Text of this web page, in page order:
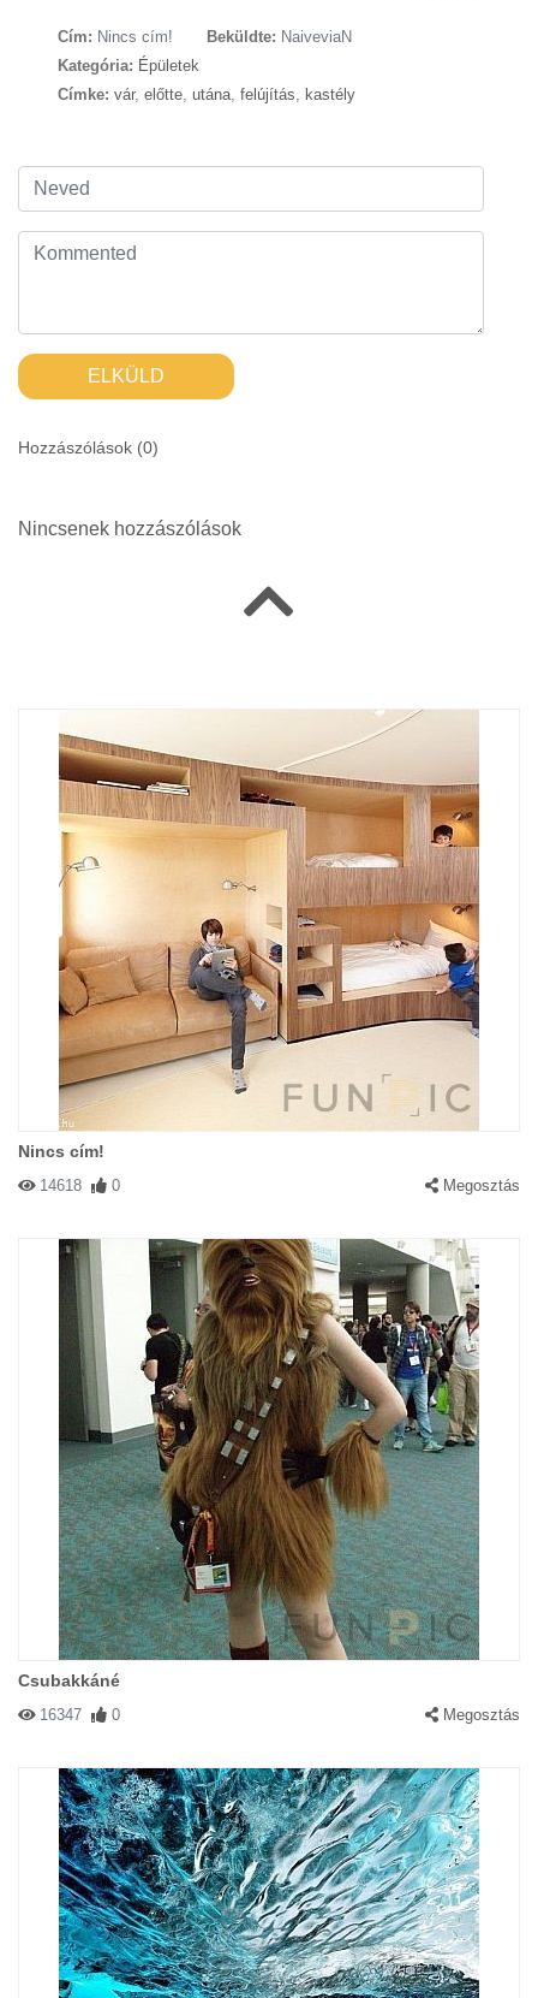
Cím: Nincs cím! Beküldte: NaiveviaN
Kategória: Épületek
Címke: vár, előtte, utána, felújítás, kastély
ELKÜLD
Hozzászólások (0)
Nincsenek hozzászólások
Nincs cím!
14618 0 Megosztás
Csubakkáné
16347 0 Megosztás